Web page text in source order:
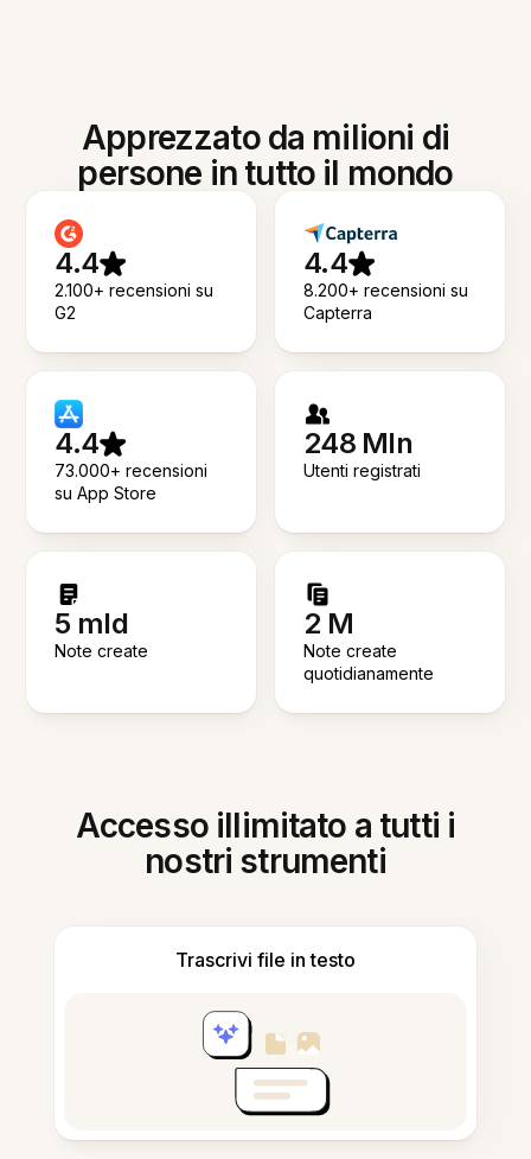
Apprezzato da milioni di
persone in tutto il mondo
4.4
2.100+ recensioni su
G2
4.4
8.200+ recensioni su
Capterra
4.4
73.000+ recensioni
su App Store
248 Mln
Utenti registrati
5 mld
Note create
2 M
Note create
quotidianamente
Accesso illimitato a tutti i
nostri strumenti
Trascrivi file in testo